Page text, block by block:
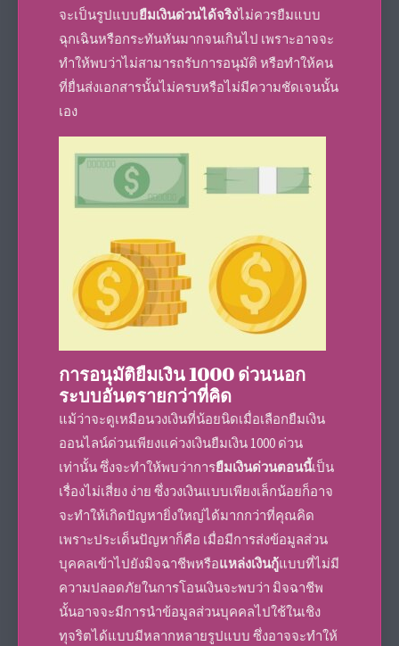
จะเป็นรูปแบบยืมเงินด่วนได้จริงไม่ควรยืมแบบ
ฉุกเฉินหรือกระทันหันมากจนเกินไป เพราะอาจจะ
ทำให้พบว่าไม่สามารถรับการอนุมัติ หรือทำให้คน
ที่ยื่นส่งเอกสารนั้นไม่ครบหรือไม่มีความชัดเจนนั้น
เอง
การอนุมัติยืมเงิน 1000 ด่วนนอก
ระบบอันตรายกว่าที่คิด
แม้ว่าจะดูเหมือนวงเงินที่น้อยนิดเมื่อเลือกยืมเงิน
ออนไลน์ด่วนเพียงแค่วงเงินยืมเงิน 1000 ด่วน
เท่านั้น ซึ่งจะทำให้พบว่าการยืมเงินด่วนตอนนี้เป็น
เรื่องไม่เสี่ยง ง่าย ซึ่งวงเงินแบบเพียงเล็กน้อยก็อาจ
จะทำให้เกิดปัญหายิ่งใหญ่ได้มากกว่าที่คุณคิด
เพราะประเด็นปัญหาก็คือ เมื่อมีการส่งข้อมูลส่วน
บุคคลเข้าไปยังมิจฉาชีพหรือแหล่งเงินกู้แบบที่ไม่มี
ความปลอดภัยในการโอนเงินจะพบว่า มิจฉาชีพ
นั้นอาจจะมีการนำข้อมูลส่วนบุคคลไปใช้ในเชิง
ทุจริตได้แบบมีหลากหลายรูปแบบ ซึ่งอาจจะทำให้